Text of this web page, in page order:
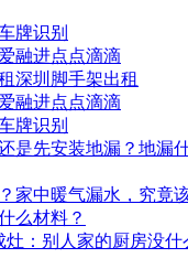
牌识别
融进点点滴滴
深圳脚手架出租
融进点点滴滴
牌识别
是先安装地漏？地漏
家中暖气漏水，究竟
么材料？
灶：别人家的厨房没